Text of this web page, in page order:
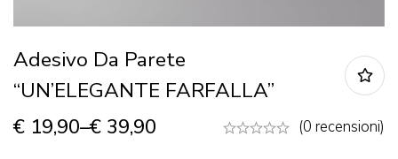
Adesivo Da Parete
“UN’ELEGANTE FARFALLA”
€ 19,90–€ 39,90 (0 recensioni)